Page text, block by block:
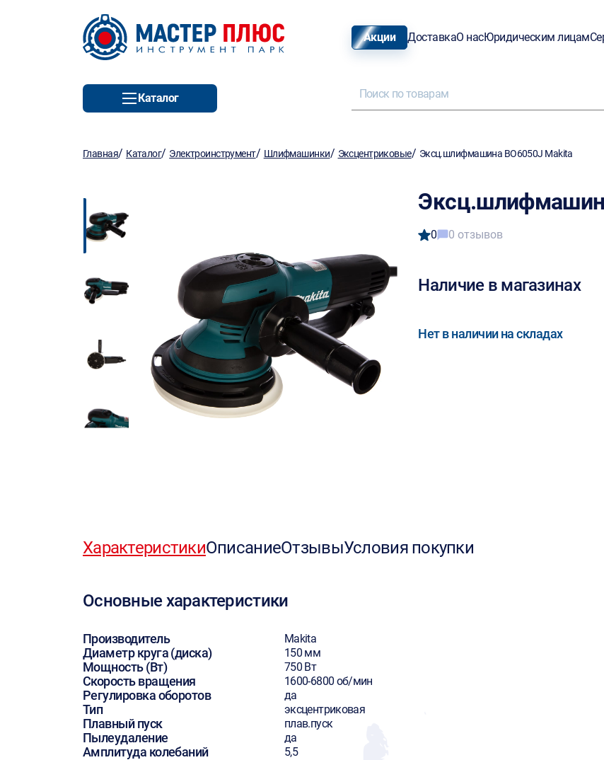
Акции ДоставкаО насЮридическим лицам
Каталог
Главная/ Каталог/ Электроинструмент/ Шлифмашинки/ Эксцентриковые/ Эксц.шлифмашина BO6050J Makita
0 0 отзывов
Наличие в магазинах
Нет в наличии на складах
ХарактеристикиОписаниеОтзывыУсловия покупки
Основные характеристики
Производитель Makita
Диаметр круга (диска) 150 мм
Мощность (Вт) 750 Вт
Скорость вращения 1600-6800 об/мин
Регулировка оборотов да
Тип эксцентриковая
Плавный пуск плав.пуск
Пылеудаление да
Амплитуда колебаний 5,5